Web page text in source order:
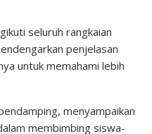
seluruh rangkaian
penjelasan
untuk memahami lebih
menyampaikan
membimbing siswa-